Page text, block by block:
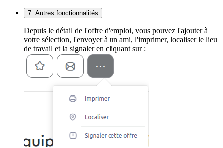
7. Autres fonctionnalités
Depuis le détail de l'offre d'emploi, vous pouvez l'ajouter à
votre sélection, l'envoyer à un ami, l'imprimer, localiser le lieu
de travail et la signaler en cliquant sur :